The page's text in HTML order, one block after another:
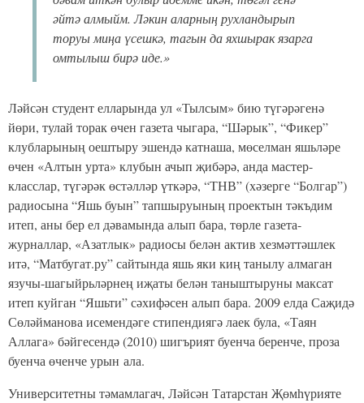
әйтә алмыйм. Ләкин аларның рухландырып
торуы миңа үсешкә, тагын да яхшырак язарга
омтылыш бирә иде.»
Ләйсән студент елларында ул «Тылсым» бию түгәрәгенә
йөри, тулай торак өчен газета чыгара, “Шәрык”, “Фикер”
клубларының оештыру эшендә катнаша, мөселман яшьләре
өчен «Алтын урта» клубын ачып җибәрә, анда мастер-
класслар, түгәрәк өстәлләр үткәрә, “ТНВ” (хәзерге “Болгар”)
радиосына “Яшь буын” тапшыруының проектын тәкъдим
итеп, аны бер ел дәвамында алып бара, төрле газета-
журналлар, «Азатлык» радиосы белән актив хезмәттәшлек
итә, “Матбугат.ру” сайтында яшь яки киң танылу алмаган
язучы-шагыйрьләрнең иҗаты белән таныштыруны максат
итеп куйган “Яшьти” сәхифәсен алып бара. 2009 елда Саҗидә
Сөләйманова исемендәге стипендиягә лаек була, «Таян
Аллага» бәйгесендә (2010) шигърият буенча беренче, проза
буенча өченче урын ала.
Университетны тәмамлагач, Ләйсән Татарстан Җөмһүрияте